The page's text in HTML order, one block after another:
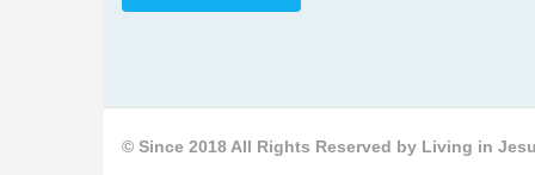
© Since 2018 All Rights Reserved by Living in